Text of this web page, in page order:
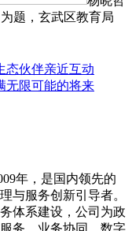
题，玄武区教育局
态伙伴亲近互动
无限可能的将来
年，是国内领先的
与服务创新引导者。
体系建设，公司为政
务、业务协同、数字